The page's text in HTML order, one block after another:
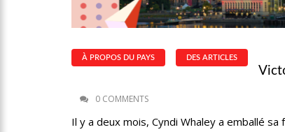
À PROPOS DU PAYS DES ARTICLES
0 COMMENTS
Il y a deux mois, Cyndi Whaley a emballé